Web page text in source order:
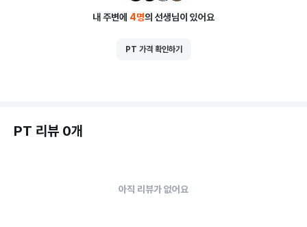
내 주변에 4명의 선생님이 있어요
PT 가격 확인하기
PT 리뷰 0개
아직 리뷰가 없어요